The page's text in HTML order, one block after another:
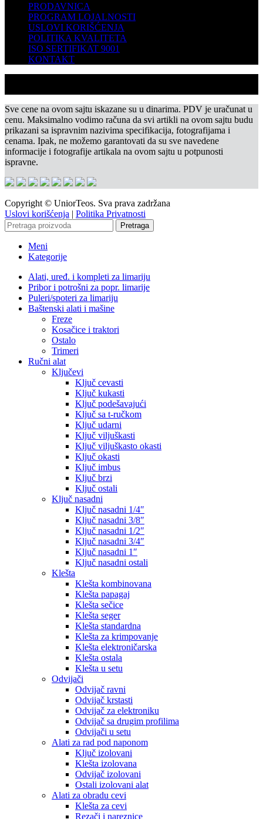
PRODAVNICA
PROGRAM LOJALNOSTI
USLOVI KORIŠĆENJA
POLITIKA KVALITETA
ISO SERTIFIKAT 9001
KONTAKT
Sve cene na ovom sajtu iskazane su u dinarima. PDV je uračunat u
cenu. Maksimalno vodimo računa da svi artikli na ovom sajtu budu
prikazani sa ispravnim nazivima specifikacija, fotografijama i
cenama. Ipak, ne možemo garantovati da su sve navedene
informacije i fotografije artikala na ovom sajtu u potpunosti
ispravne.
Copyright © UniorTeos. Sva prava zadržana
Uslovi korišćenja | Politika Privatnosti
Pretraga
Meni
Kategorije
Alati, uređ. i kompleti za limariju
Pribor i potrošni za popr. limarije
Puleri/spoteri za limariju
Baštenski alati i mašine
Freze
Kosačice i traktori
Ostalo
Trimeri
Ručni alat
Ključevi
Ključ cevasti
Ključ kukasti
Ključ podešavajući
Ključ sa t-ručkom
Ključ udarni
Ključ viljuškasti
Ključ viljuškasto okasti
Ključ okasti
Ključ imbus
Ključ brzi
Ključ ostali
Ključ nasadni
Ključ nasadni 1/4″
Ključ nasadni 3/8″
Ključ nasadni 1/2″
Ključ nasadni 3/4″
Ključ nasadni 1″
Ključ nasadni ostali
Klešta
Klešta kombinovana
Klešta papagaj
Klešta sečice
Klešta seger
Klešta standardna
Klešta za krimpovanje
Klešta elektroničarska
Klešta ostala
Klešta u setu
Odvijači
Odvijač ravni
Odvijač krstasti
Odvijač za elektroniku
Odvijač sa drugim profilima
Odvijači u setu
Alati za rad pod naponom
Ključ izolovani
Klešta izolovana
Odvijač izolovani
Ostali izolovani alat
Alati za obradu cevi
Klešta za cevi
Rezači i nareznice